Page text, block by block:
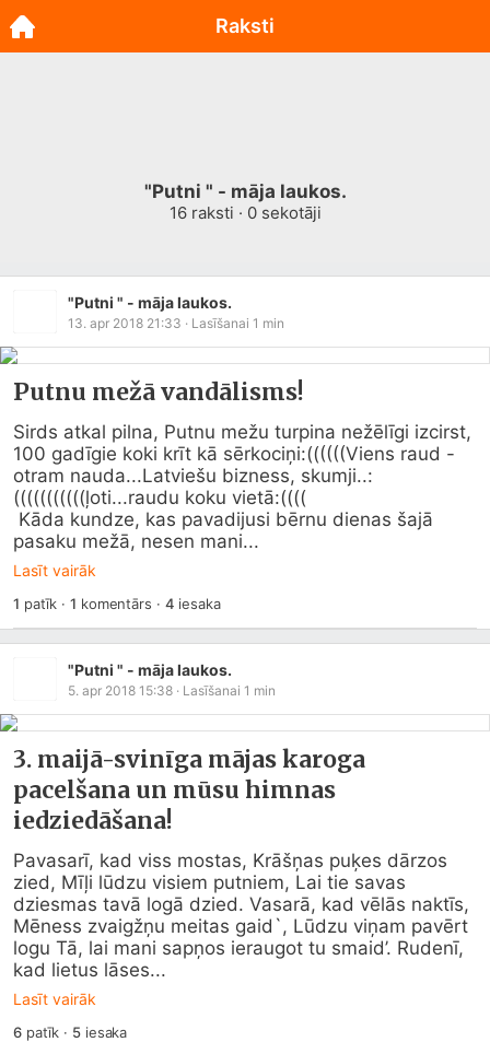
"Putni " - māja laukos.
16raksti · 0sekotāji
"Putni " - māja laukos.
13. apr 2018 21:33 · Lasīšanai 1 min
Putnu mežā vandālisms!
Sirds atkal pilna, Putnu mežu turpina nežēlīgi izcirst,
100 gadīgie koki krīt kā sērkociņi:((((((Viens raud -
otram nauda...Latviešu bizness, skumji..:
(((((((((((ļoti...raudu koku vietā:((((
pasaku mežā, nesen mani...
Lasīt vairāk
1 patīk ·1 komentārs · 4 iesaka
"Putni " - māja laukos.
5. apr 2018 15:38 · Lasīšanai 1 min
3. maijā-svinīga mājas karoga
pacelšana un mūsu himnas
iedziedāšana!
Pavasarī, kad viss mostas, Krāšņas puķes dārzos
zied, Mīļi lūdzu visiem putniem, Lai tie savas
dziesmas tavā logā dzied. Vasarā, kad vēlās naktīs,
Mēness zvaigžņu meitas gaid`, Lūdzu viņam pavērt
logu Tā, lai mani sapņos ieraugot tu smaid’. Rudenī,
kad lietus lāses...
Lasīt vairāk
6patīk · 5iesaka
Raksti